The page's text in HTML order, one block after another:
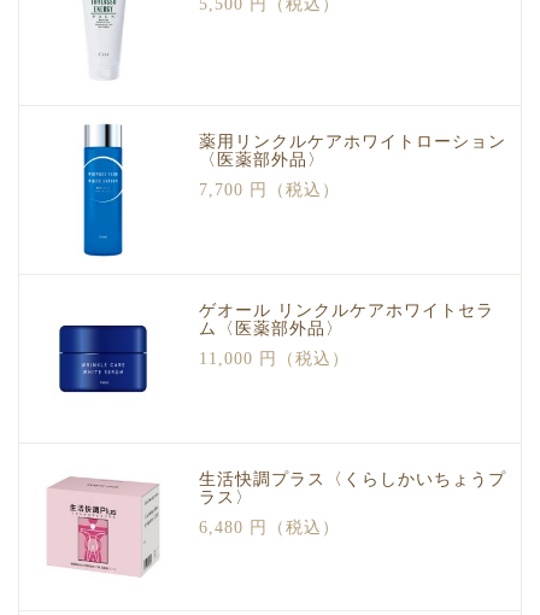
5,500 円（税込）
薬用リンクルケアホワイトローション
〈医薬部外品〉
7,700 円（税込）
ゲオール リンクルケアホワイトセラ
ム〈医薬部外品〉
11,000 円（税込）
生活快調プラス〈くらしかいちょうプ
ラス〉
6,480 円（税込）